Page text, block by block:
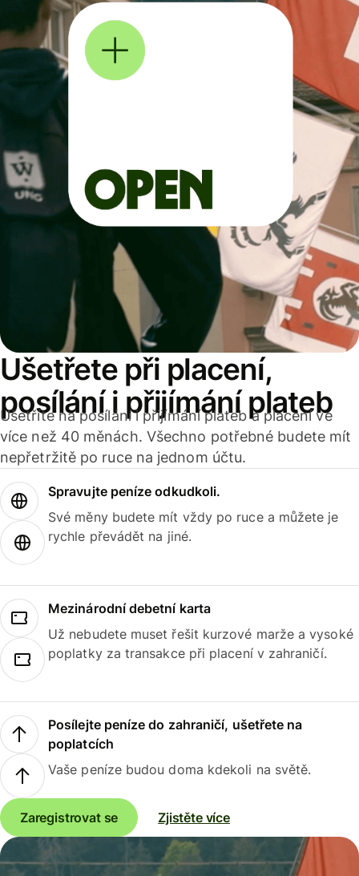
Ušetřete při placení,
posílání i přijímání plateb
Ušetříte na posílání i přijímání plateb a placení ve
více než 40 měnách. Všechno potřebné budete mít
nepřetržitě po ruce na jednom účtu.
Spravujte peníze odkudkoli.
Své měny budete mít vždy po ruce a můžete je
rychle převádět na jiné.
Mezinárodní debetní karta
Už nebudete muset řešit kurzové marže a vysoké
poplatky za transakce při placení v zahraničí.
Posílejte peníze do zahraničí, ušetřete na
poplatcích
Vaše peníze budou doma kdekoli na světě.
Zaregistrovat se Zjistěte více